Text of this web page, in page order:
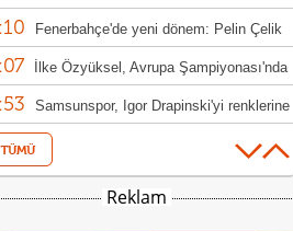
mesajı!
Fenerbahçe'de yeni dönem: Pelin Çelik
olduİlke Özyüksel, Avrupa Şampiyonası'nda
yükseldi
Samsunspor, Igor Drapinski'yi renklerine
Karşıyaka'nın potada ilk iki maçı
Özgür Önver'den yeni sezon mesajı:
Reklam